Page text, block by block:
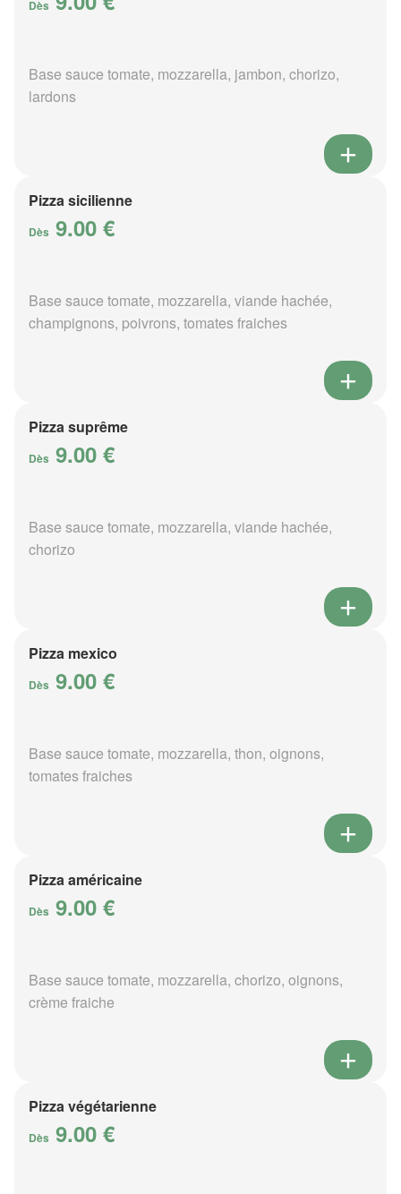
Dès
Base sauce tomate, mozzarella, jambon, chorizo,
lardons
Pizza sicilienne
Dès 9.00 €
Base sauce tomate, mozzarella, viande hachée,
champignons, poivrons, tomates fraiches
Pizza suprême
Dès 9.00 €
Base sauce tomate, mozzarella, viande hachée,
chorizo
Pizza mexico
Dès 9.00 €
Base sauce tomate, mozzarella, thon, oignons,
tomates fraiches
Pizza américaine
Dès 9.00 €
Base sauce tomate, mozzarella, chorizo, oignons,
crème fraiche
Pizza végétarienne
Dès 9.00 €